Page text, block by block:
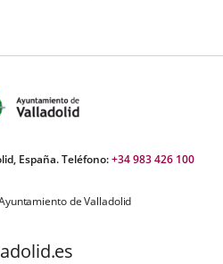
España. Teléfono:+34 983 426 100
de Valladolid